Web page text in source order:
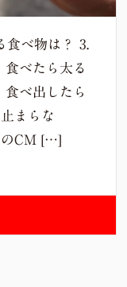
食べ物は？ 3.
食べたら太る
べ出したら
まらな
のCM […]